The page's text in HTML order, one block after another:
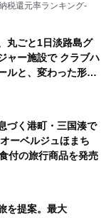
税還元率ランキング-
丸ごと1日淡路島グ
ャー施設で クラブハ
ルと、変わった形の
AWAJI」のお
プランで
づく港町・三国湊で
ーベルジュほまち
付の旅行商品を発売
を提案。最大